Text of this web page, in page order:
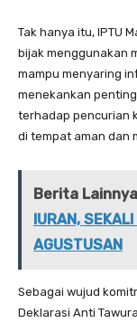
Tak hanya itu, IPTU
bijak menggunakan
mampu menyaring
menekankan
terhadap pencurian
di tempat aman dan
Berita Lainnya
IURAN,
AGUSTUSAN
Sebagai wujud
Deklarasi Anti